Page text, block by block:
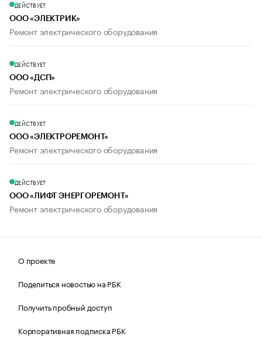
ДЕЙСТВУЕТ
ООО «ЭЛЕКТРИК»
Ремонт электрического оборудования
ДЕЙСТВУЕТ
ООО «ДСП»
Ремонт электрического оборудования
ДЕЙСТВУЕТ
ООО «ЭЛЕКТРОРЕМОНТ»
Ремонт электрического оборудования
ДЕЙСТВУЕТ
ООО «ЛИФТ ЭНЕРГОРЕМОНТ»
Ремонт электрического оборудования
О проекте
Поделиться новостью на РБК
Получить пробный доступ
Корпоративная подписка РБК